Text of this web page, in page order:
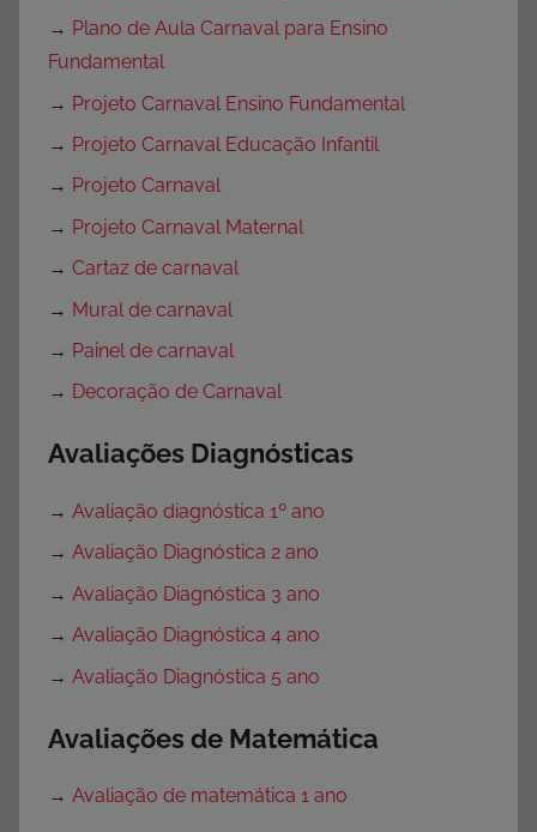
→ Plano de Aula Carnaval para Ensino
Fundamental
→ Projeto Carnaval Ensino Fundamental
→ Projeto Carnaval Educação Infantil
→ Projeto Carnaval
→ Projeto Carnaval Maternal
→ Cartaz de carnaval
→ Mural de carnaval
→ Painel de carnaval
→ Decoração de Carnaval
Avaliações Diagnósticas
→ Avaliação diagnóstica 1º ano
→ Avaliação Diagnóstica 2 ano
→ Avaliação Diagnóstica 3 ano
→ Avaliação Diagnóstica 4 ano
→ Avaliação Diagnóstica 5 ano
Avaliações de Matemática
→ Avaliação de matemática 1 ano